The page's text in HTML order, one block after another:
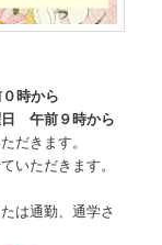
時から
日 午前９時から
だきます。
いただきます。
は通勤、通学さ